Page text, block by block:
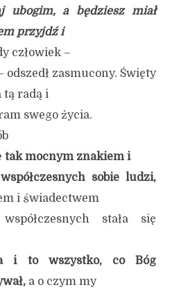
ubogim, a będziesz miał
przyjdź i
człowiek –
odszedł zasmucony. Święty
tą radą i
swego życia.
tak mocnym znakiem i
sobie ludzi,
i świadectwem
stała się
i to wszystko, co Bóg
a o czym my